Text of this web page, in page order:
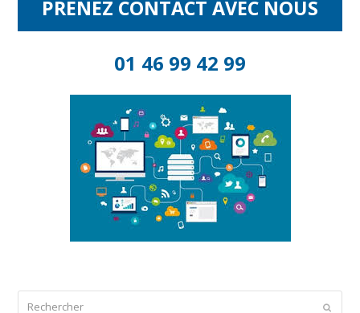
PRENEZ CONTACT AVEC NOUS
01 46 99 42 99